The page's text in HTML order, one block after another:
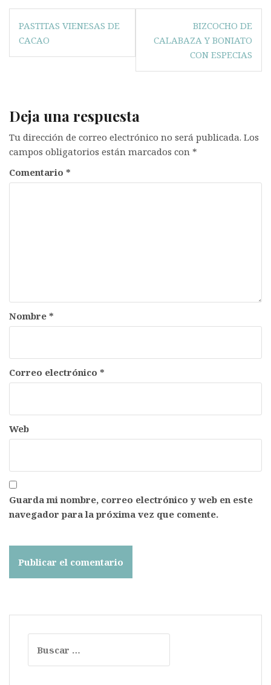
Navegación
de
entradas
PASTITAS VIENESAS DE
CACAO
BIZCOCHO DE
CALABAZA Y BONIATO
CON ESPECIAS
Deja una respuesta
Tu dirección de correo electrónico no será publicada. Los
campos obligatorios están marcados con *
Comentario *
Nombre *
Correo electrónico *
Web
Guarda mi nombre, correo electrónico y web en este
navegador para la próxima vez que comente.